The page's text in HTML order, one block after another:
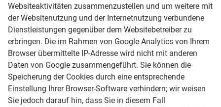
Websiteaktivitäten zusammenzustellen und um weitere mit
der Websitenutzung und der Internetnutzung verbundene
Dienstleistungen gegenüber dem Websitebetreiber zu
erbringen. Die im Rahmen von Google Analytics von Ihrem
Browser übermittelte IP-Adresse wird nicht mit anderen
Daten von Google zusammengeführt. Sie können die
Speicherung der Cookies durch eine entsprechende
Einstellung Ihrer Browser-Software verhindern; wir weisen
Sie jedoch darauf hin, dass Sie in diesem Fall